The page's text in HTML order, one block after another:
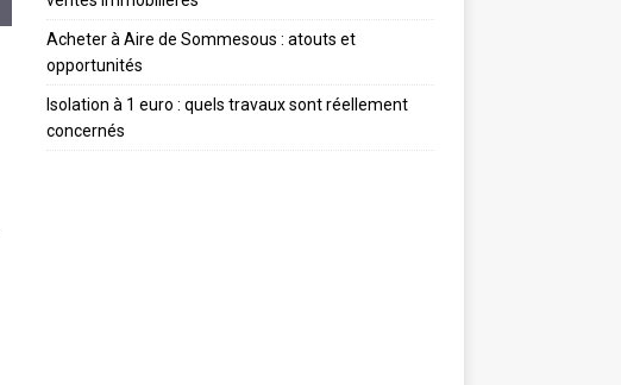
Acheter à Aire de Sommesous : atouts et
opportunités
Isolation à 1 euro : quels travaux sont réellement
concernés